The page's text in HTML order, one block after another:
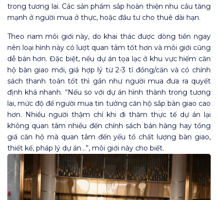
trong tương lai. Các sản phẩm sắp hoàn thiện nhu cầu tăng
mạnh ở người mua ở thực, hoặc đầu tư cho thuê dài hạn.
Theo nam môi giới này, do khai thác được dòng tiền ngay
nên loại hình này có lượt quan tâm tốt hơn và môi giới cũng
dễ bán hơn. Đặc biệt, nếu dự án tọa lạc ở khu vực hiếm căn
hộ bàn giao mới, giá hợp lý từ 2-3 tỉ đồng/căn và có chính
sách thanh toán tốt thì gần như người mua đưa ra quyết
định khá nhanh. “Nếu so với dự án hình thành trong tương
lai, mức độ để người mua tin tưởng căn hộ sắp bàn giao cao
hơn. Nhiều người thậm chí khi đi thăm thực tế dự án lại
không quan tâm nhiều đến chính sách bán hàng hay tổng
giá căn hộ mà quan tâm đến yếu tố chất lượng bàn giao,
thiết kế, pháp lý dự án…”, môi giới này cho biết.